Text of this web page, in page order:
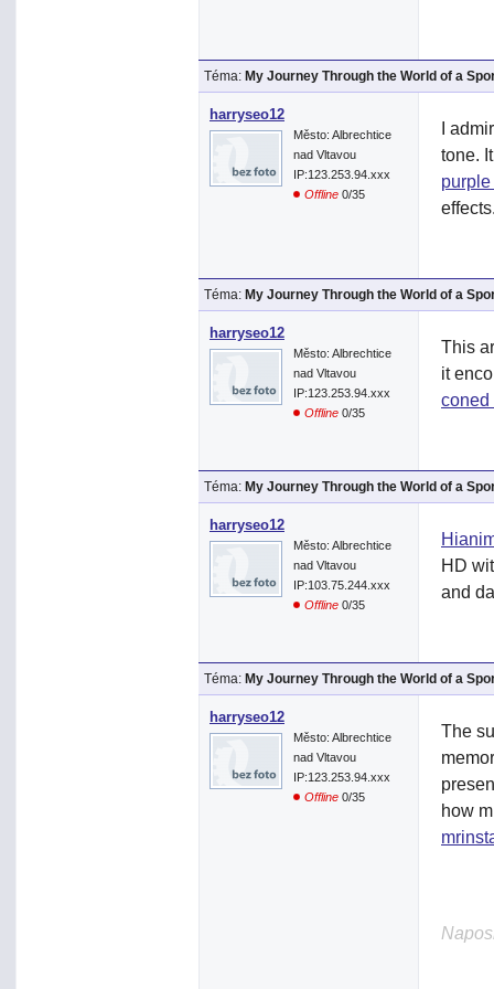
Téma: My Journey Through the World of a
harryseo12
Město: Albrechtice
nad Vltavou
IP:123.253.94.xxx
Offline 0/35
I
tone.
Téma: My Journey Through the World of a
harryseo12
Město: Albrechtice
nad Vltavou
IP:123.253.94.xxx
Offline 0/35
This
it
coned
Téma: My Journey Through the World of a
harryseo12
Město: Albrechtice
nad Vltavou
IP:103.75.244.xxx
Offline 0/35
HD
and
Téma: My Journey Through the World of a
harryseo12
Město: Albrechtice
nad Vltavou
IP:123.253.94.xxx
Offline 0/35
The
how